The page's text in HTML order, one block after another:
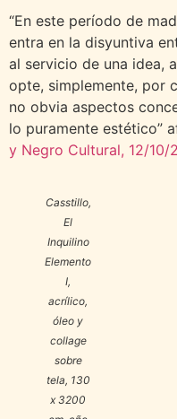
“En este período de
entra en la disyuntiva
al servicio de una idea,
opte, simplemente, por
no obvia aspectos
lo puramente estético”
y Negro Cultural, 12/10/
Casstillo,
El
Inquilino
Elemento
I,
acrílico,
óleo y
collage
sobre
tela, 130
x 3200